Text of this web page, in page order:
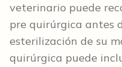
veterinario puede
pre quirúrgica antes
esterilización de su
quirúrgica puede